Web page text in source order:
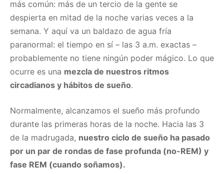
más común: más de un tercio de la gente se
despierta en mitad de la noche varias veces a la
semana. Y aquí va un baldazo de agua fría
paranormal: el tiempo en sí – las 3 a.m. exactas –
probablemente no tiene ningún poder mágico. Lo que
ocurre es una mezcla de nuestros ritmos
circadianos y hábitos de sueño.
Normalmente, alcanzamos el sueño más profundo
durante las primeras horas de la noche. Hacia las 3
de la madrugada, nuestro ciclo de sueño ha pasado
por un par de rondas de fase profunda (no-REM) y
fase REM (cuando soñamos).